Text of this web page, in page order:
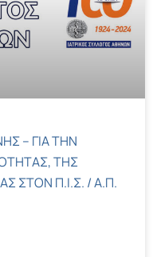
– ΓΙΑ ΤΗΝ
ΤΗΣ
ΣΤΟΝ Π.Ι.Σ. / Α.Π.